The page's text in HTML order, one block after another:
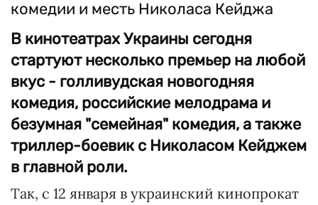
В кинотеатрах Украины сегодня
стартуют несколько премьер на любой
вкус - голливудская новогодняя
комедия, российские мелодрама и
безумная "семейная" комедия, а также
триллер-боевик с Николасом Кейджем
в главной роли.
Так, с 12 января в украинский кинопрокат